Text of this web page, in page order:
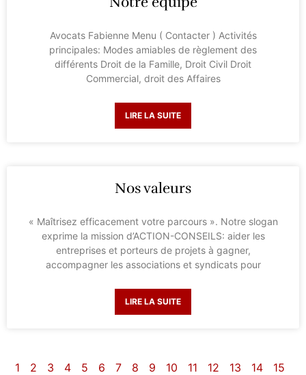
Avocats Fabienne Menu ( Contacter ) Activités
principales: Modes amiables de règlement des
différents Droit de la Famille, Droit Civil Droit
Commercial, droit des Affaires
LIRE LA SUITE
Nos valeurs
« Maîtrisez efficacement votre parcours ». Notre slogan
exprime la mission d’ACTION-CONSEILS: aider les
entreprises et porteurs de projets à gagner,
accompagner les associations et syndicats pour
LIRE LA SUITE
1 2 3 4 5 6 7 8 9 10 11 12 13 14
15